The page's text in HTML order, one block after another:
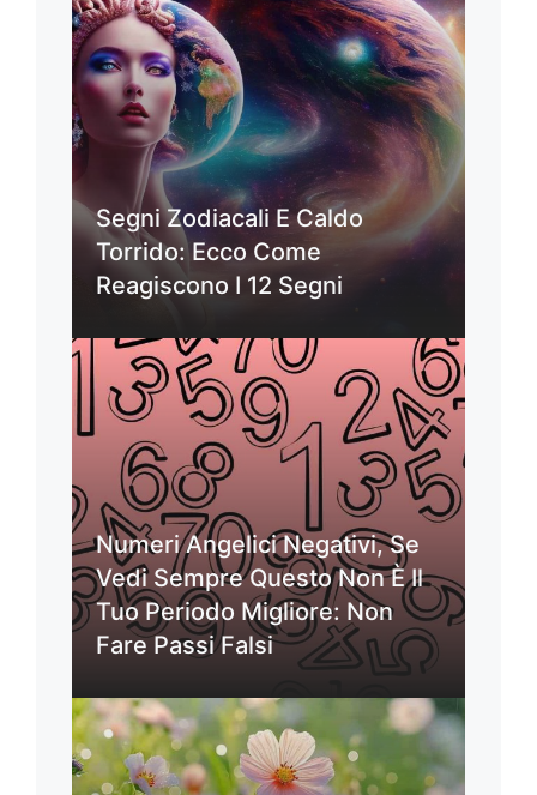
Segni Zodiacali E Caldo
Torrido: Ecco Come
Reagiscono I 12 Segni
Numeri Angelici Negativi, Se
Vedi Sempre Questo Non È Il
Tuo Periodo Migliore: Non
Fare Passi Falsi